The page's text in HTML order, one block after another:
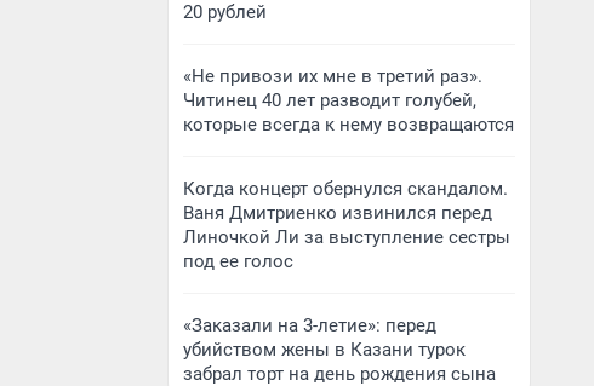
20 рублей
«Не привози их мне в третий раз».
Читинец 40 лет разводит голубей,
которые всегда к нему возвращаются
Когда концерт обернулся скандалом.
Ваня Дмитриенко извинился перед
Линочкой Ли за выступление сестры
под ее голос
«Заказали на 3-летие»: перед
убийством жены в Казани турок
забрал торт на день рождения сына